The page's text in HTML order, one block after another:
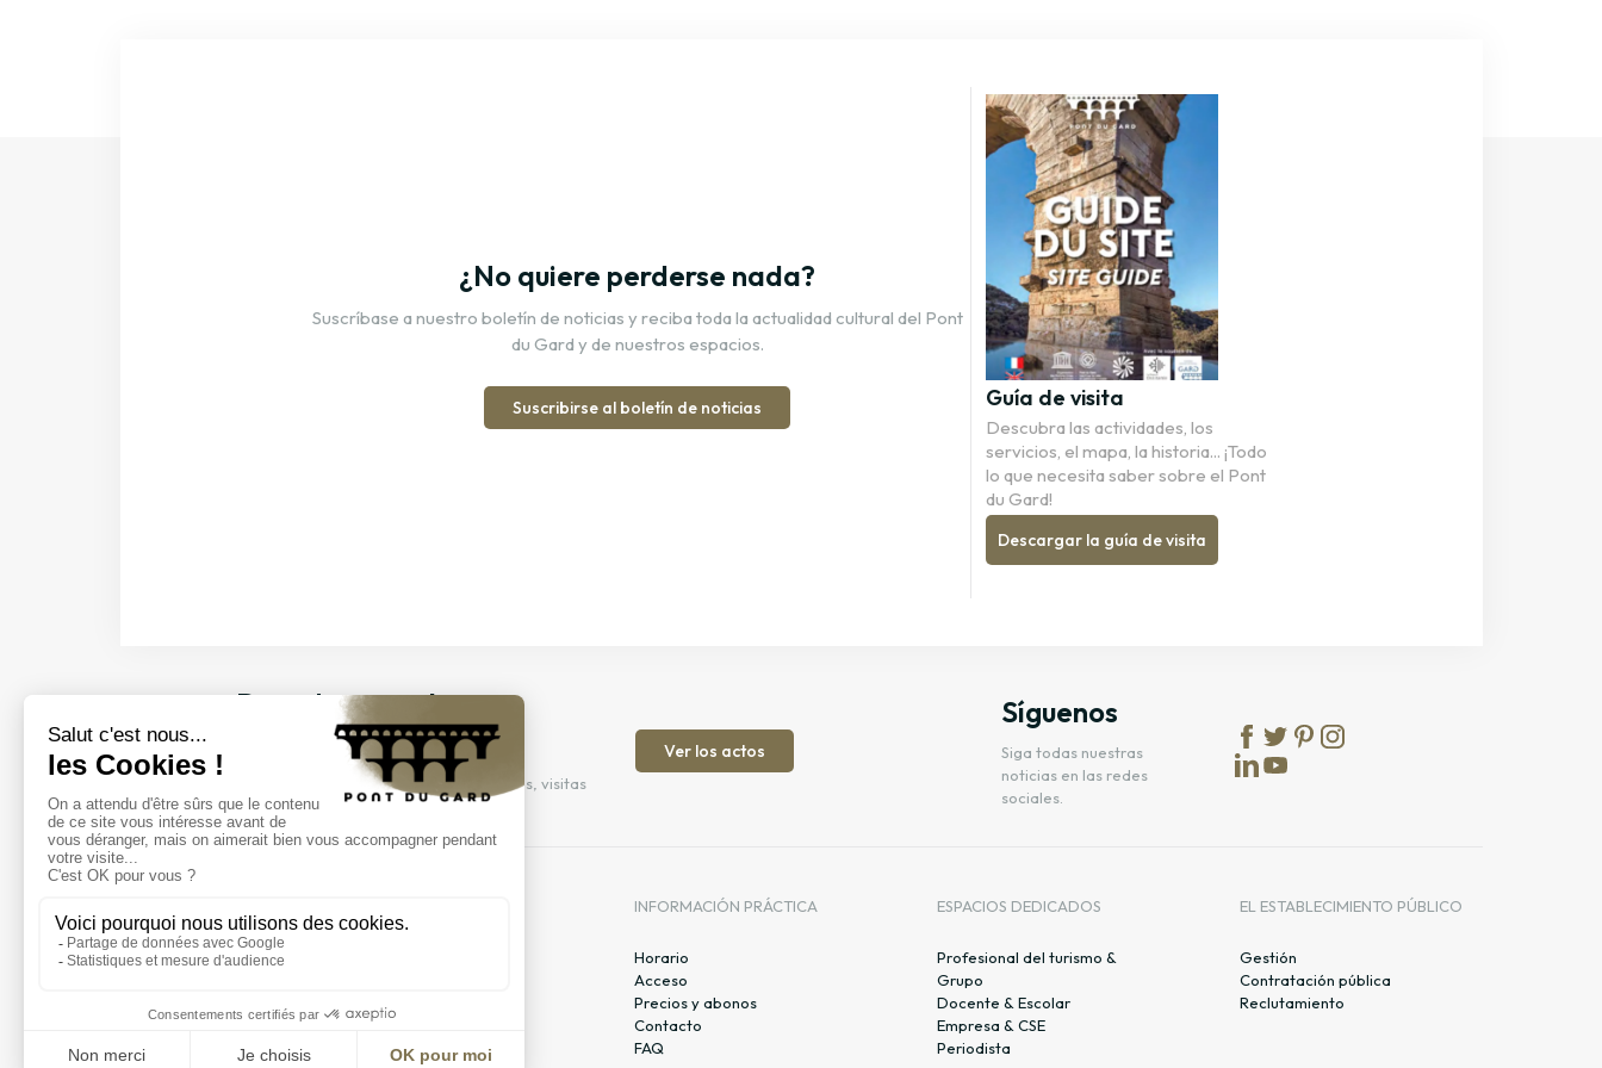
¿No quiere perderse nada?
Suscríbase a nuestro boletín de noticias y reciba toda la actualidad cultural del Pont
du Gard y de nuestros espacios.
Suscribirse al boletín de noticias Guía de visita
Descubra las actividades, los
servicios, el mapa, la historia... ¡Todo
lo que necesita saber sobre el Pont
du Gard!
Descargar la guía de visita
Descubra nuestros
eventos
Venga a descubrir nuestros espectáculos, visitas
y mucho más.
Ver los actos
Síguenos
Siga todas nuestras
noticias en las redes
sociales.
INFORMACIÓN PRÁCTICA
Horario
Acceso
Precios y abonos
Contacto
FAQ
ESPACIOS DEDICADOS
Profesional del turismo &
Grupo
Docente & Escolar
Empresa & CSE
Periodista
EL ESTABLECIMIENTO PÚBLICO
Gestión
Contratación pública
Reclutamiento